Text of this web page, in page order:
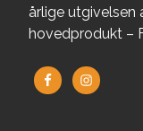
årlige
hovedprodukt –